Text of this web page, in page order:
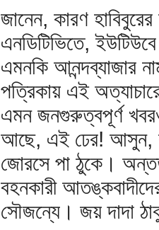
জানেন, কারণ
এনডিটিভিতে,
এমনকি আনন্দব্যাজার
পত্রিকায় এই
এমন জনগুরুত্বপূর্ণ
আছে, এই ঢের! আসুন,
জোরসে পা ঠুকে। অন্তত
বহনকারী
সৌজন্যে। জয় দাদা